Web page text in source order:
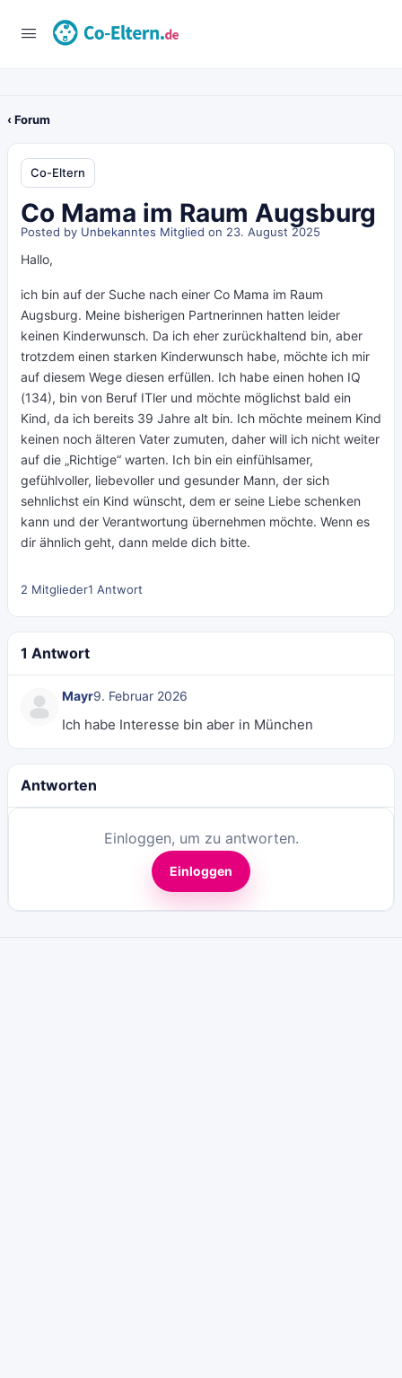
‹ Forum
Co-Eltern
Co Mama im Raum Augsburg
Posted by Unbekanntes Mitglied on 23. August 2025
Hallo,
ich bin auf der Suche nach einer Co Mama im Raum
Augsburg. Meine bisherigen Partnerinnen hatten leider
keinen Kinderwunsch. Da ich eher zurückhaltend bin, aber
trotzdem einen starken Kinderwunsch habe, möchte ich mir
auf diesem Wege diesen erfüllen. Ich habe einen hohen IQ
(134), bin von Beruf ITler und möchte möglichst bald ein
Kind, da ich bereits 39 Jahre alt bin. Ich möchte meinem Kind
keinen noch älteren Vater zumuten, daher will ich nicht weiter
auf die „Richtige“ warten. Ich bin ein einfühlsamer,
gefühlvoller, liebevoller und gesunder Mann, der sich
sehnlichst ein Kind wünscht, dem er seine Liebe schenken
kann und der Verantwortung übernehmen möchte. Wenn es
dir ähnlich geht, dann melde dich bitte.
2 Mitglieder1 Antwort
1 Antwort
Mayr9. Februar 2026
Ich habe Interesse bin aber in München
Antworten
Einloggen, um zu antworten.
Einloggen